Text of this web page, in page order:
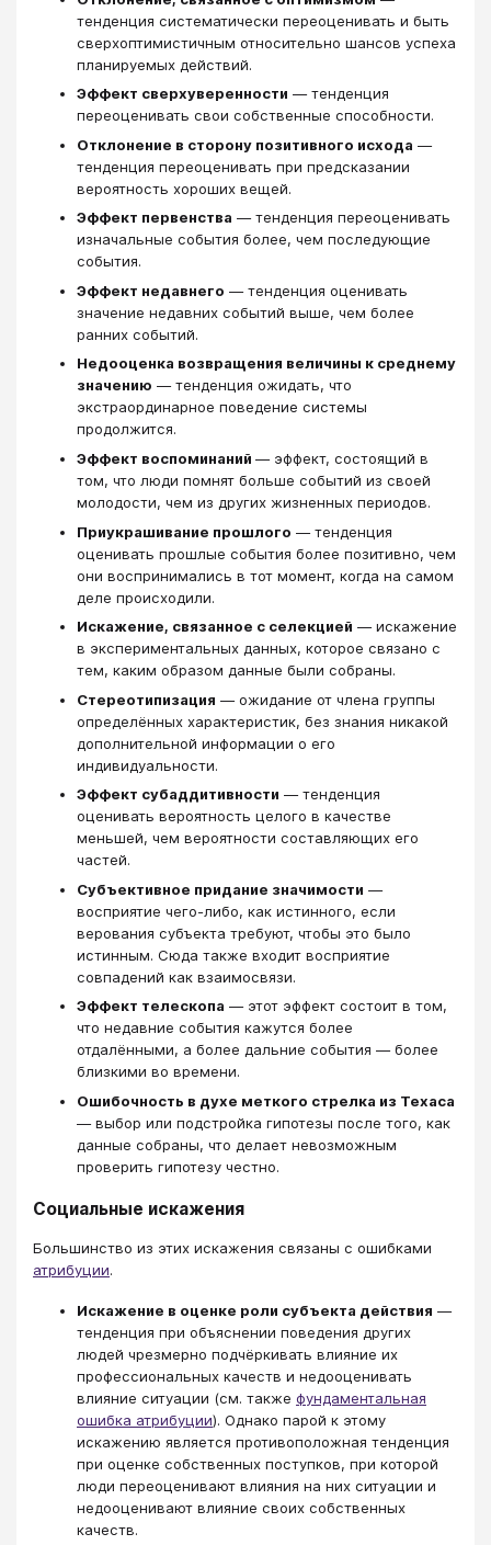
тенденция систематически переоценивать и быть
сверхоптимистичным относительно шансов успеха
планируемых действий.
Эффект сверхуверенности — тенденция
переоценивать свои собственные способности.
Отклонение в сторону позитивного исхода —
тенденция переоценивать при предсказании
вероятность хороших вещей.
Эффект первенства — тенденция переоценивать
изначальные события более, чем последующие
события.
Эффект недавнего — тенденция оценивать
значение недавних событий выше, чем более
ранних событий.
Недооценка возвращения величины к среднему
значению — тенденция ожидать, что
экстраординарное поведение системы
продолжится.
Эффект воспоминаний — эффект, состоящий в
том, что люди помнят больше событий из своей
молодости, чем из других жизненных периодов.
Приукрашивание прошлого — тенденция
оценивать прошлые события более позитивно, чем
они воспринимались в тот момент, когда на самом
деле происходили.
Искажение, связанное с селекцией — искажение
в экспериментальных данных, которое связано с
тем, каким образом данные были собраны.
Стереотипизация — ожидание от члена группы
определённых характеристик, без знания никакой
дополнительной информации о его
индивидуальности.
Эффект субаддитивности — тенденция
оценивать вероятность целого в качестве
меньшей, чем вероятности составляющих его
частей.
Субъективное придание значимости —
восприятие чего-либо, как истинного, если
верования субъекта требуют, чтобы это было
истинным. Сюда также входит восприятие
совпадений как взаимосвязи.
Эффект телескопа — этот эффект состоит в том,
что недавние события кажутся более
отдалёнными, а более дальние события — более
близкими во времени.
Ошибочность в духе меткого стрелка из Техаса
— выбор или подстройка гипотезы после того, как
данные собраны, что делает невозможным
проверить гипотезу честно.
Социальные искажения
Большинство из этих искажения связаны с ошибками
атрибуции.
Искажение в оценке роли субъекта действия —
тенденция при объяснении поведения других
людей чрезмерно подчёркивать влияние их
профессиональных качеств и недооценивать
влияние ситуации (см. также фундаментальная
ошибка атрибуции). Однако парой к этому
искажению является противоположная тенденция
при оценке собственных поступков, при которой
люди переоценивают влияния на них ситуации и
недооценивают влияние своих собственных
качеств.